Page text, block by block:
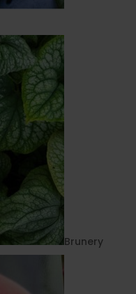
Brunery